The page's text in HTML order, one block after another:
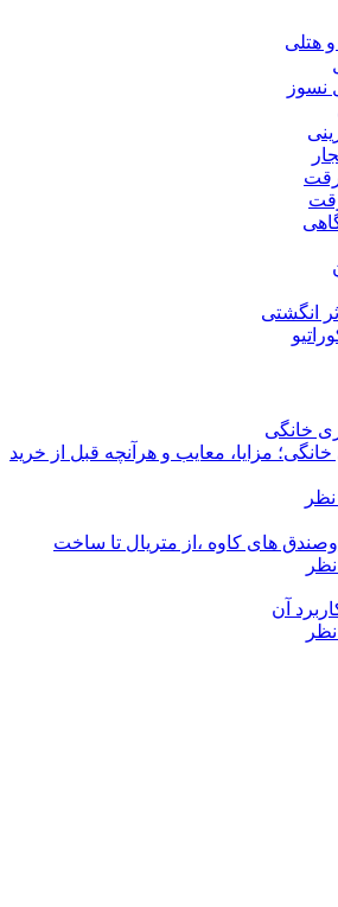
هتلی
نسوز
انگشتی
مزایا، معایب و هرآنچه قبل از خرید
های کاوه ،از متریال تا ساخت
آن